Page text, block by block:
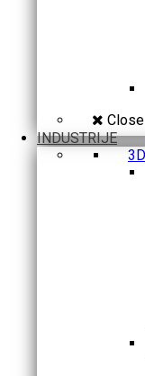
Close
INDUSTRIJE